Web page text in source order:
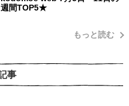
週間TOP5★
もっと読む
事